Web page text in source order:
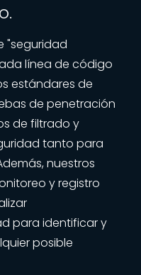
"seguridad
línea de código
estándares de
de penetración
de filtrado y
tanto para
nuestros
y registro
para identificar y
posible